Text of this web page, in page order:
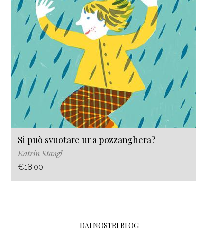
Si può svuotare una pozzanghera?
Katrin Stangl
€18.00
DAI NOSTRI BLOG